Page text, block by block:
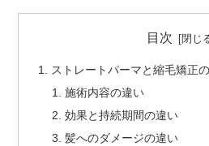
目次
ストレートパーマと縮毛矯正
施術内容の違い
効果と持続期間の違い
髪へのダメージの違い